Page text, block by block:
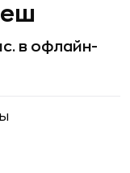
в офлайн-